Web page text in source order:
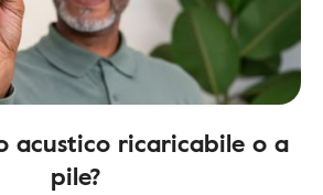
acustico ricaricabile o a
pile?